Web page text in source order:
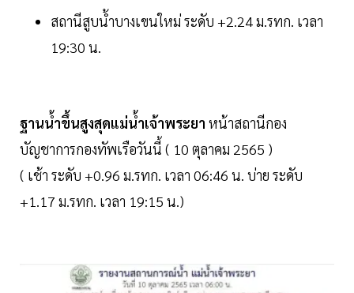
สถานีสูบน้ำบางเขนใหม่ ระดับ +2.24 ม.รทก. เวลา
19:30 น.
ฐานน้ำขึ้นสูงสุดแม่น้ำเจ้าพระยา หน้าสถานีกอง
บัญชาการกองทัพเรือวันนี้ ( 10 ตุลาคม 2565 )
( เช้า ระดับ +0.96 ม.รทก. เวลา 06:46 น. บ่าย ระดับ
+1.17 ม.รทก. เวลา 19:15 น.)